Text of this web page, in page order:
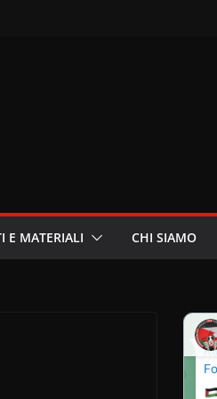
E MATERIALI CHI SIAMO